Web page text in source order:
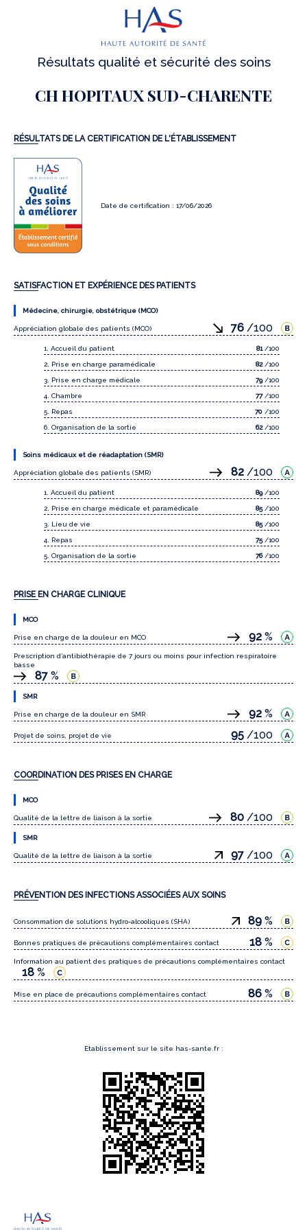
Résultats qualité et sécurité des soins
CH HOPITAUX SUD-CHARENTE
RÉSULTATS DE LA CERTIFICATION DE L'ÉTABLISSEMENT
Date de certification : 17/06/2026
SATISFACTION ET EXPÉRIENCE DES PATIENTS
Médecine, chirurgie, obstétrique (MCO)
Appréciation globale des patients (MCO) 76 /100
1. Accueil du patient 81 /100
2. Prise en charge paramédicale 82 /100
3. Prise en charge médicale 79 /100
4. Chambre 77 /100
5. Repas 70 /100
6. Organisation de la sortie 62 /100
Soins médicaux et de réadaptation (SMR)
Appréciation globale des patients (SMR) 82 /100
1. Accueil du patient 89 /100
2. Prise en charge médicale et paramédicale 85 /100
3. Lieu de vie 85 /100
4. Repas 75 /100
5. Organisation de la sortie 76 /100
PRISE EN CHARGE CLINIQUE
MCO
Prise en charge de la douleur en MCO 92 %
Prescription d’antibiothérapie de 7 jours ou moins pour infection respiratoire
basse
87 %
SMR
Prise en charge de la douleur en SMR 92 %
Projet de soins, projet de vie 95 /100
COORDINATION DES PRISES EN CHARGE
MCO
Qualité de la lettre de liaison à la sortie 80 /100
SMR
Qualité de la lettre de liaison à la sortie 97 /100
PRÉVENTION DES INFECTIONS ASSOCIÉES AUX SOINS
Consommation de solutions hydro-alcooliques (SHA) 89 %
Bonnes pratiques de précautions complémentaires contact 18 %
Information au patient des pratiques de précautions complémentaires contact
18 %
Mise en place de précautions complémentaires contact 86 %
Etablissement sur le site has-sante.fr :